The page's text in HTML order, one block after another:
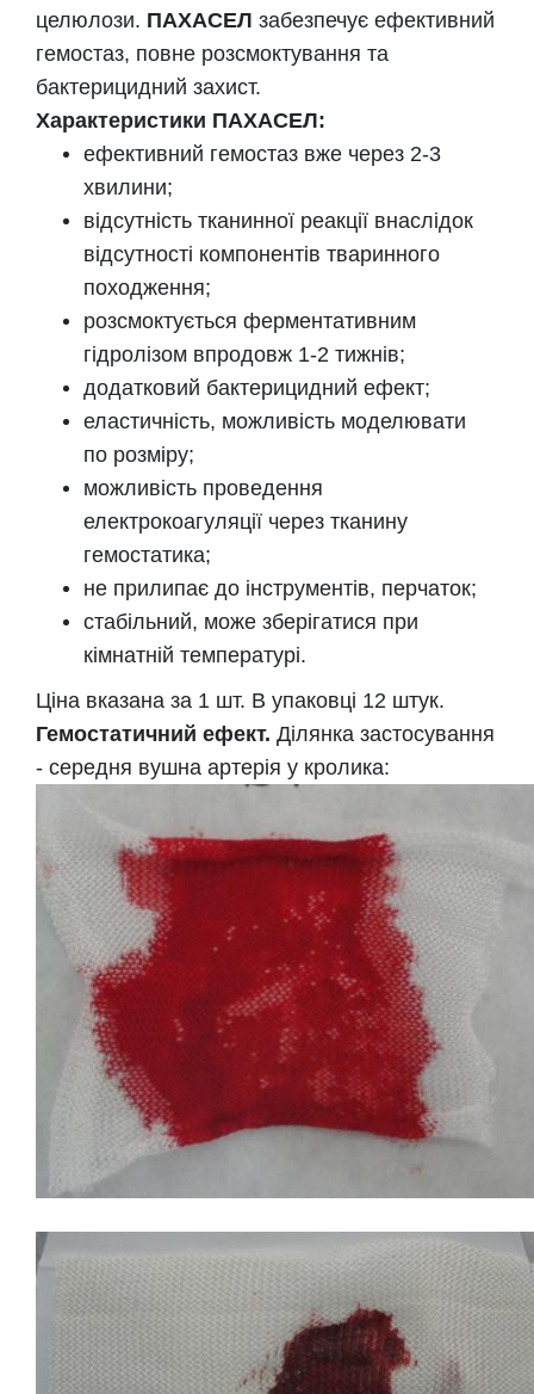
целюлози. ПАХАСЕЛ забезпечує ефективний
гемостаз, повне розсмоктування та
бактерицидний захист.
Характеристики ПАХАСЕЛ:
ефективний гемостаз вже через 2-3
хвилини;
відсутність тканинної реакції внаслідок
відсутності компонентів тваринного
походження;
розсмоктується ферментативним
гідролізом впродовж 1-2 тижнів;
додатковий бактерицидний ефект;
еластичність, можливість моделювати
по розміру;
можливість проведення
електрокоагуляції через тканину
гемостатика;
не прилипає до інструментів, перчаток;
стабільний, може зберігатися при
кімнатній температурі.
Ціна вказана за 1 шт. В упаковці 12 штук.
Гемостатичний ефект. Ділянка застосування
- середня вушна артерія у кролика: